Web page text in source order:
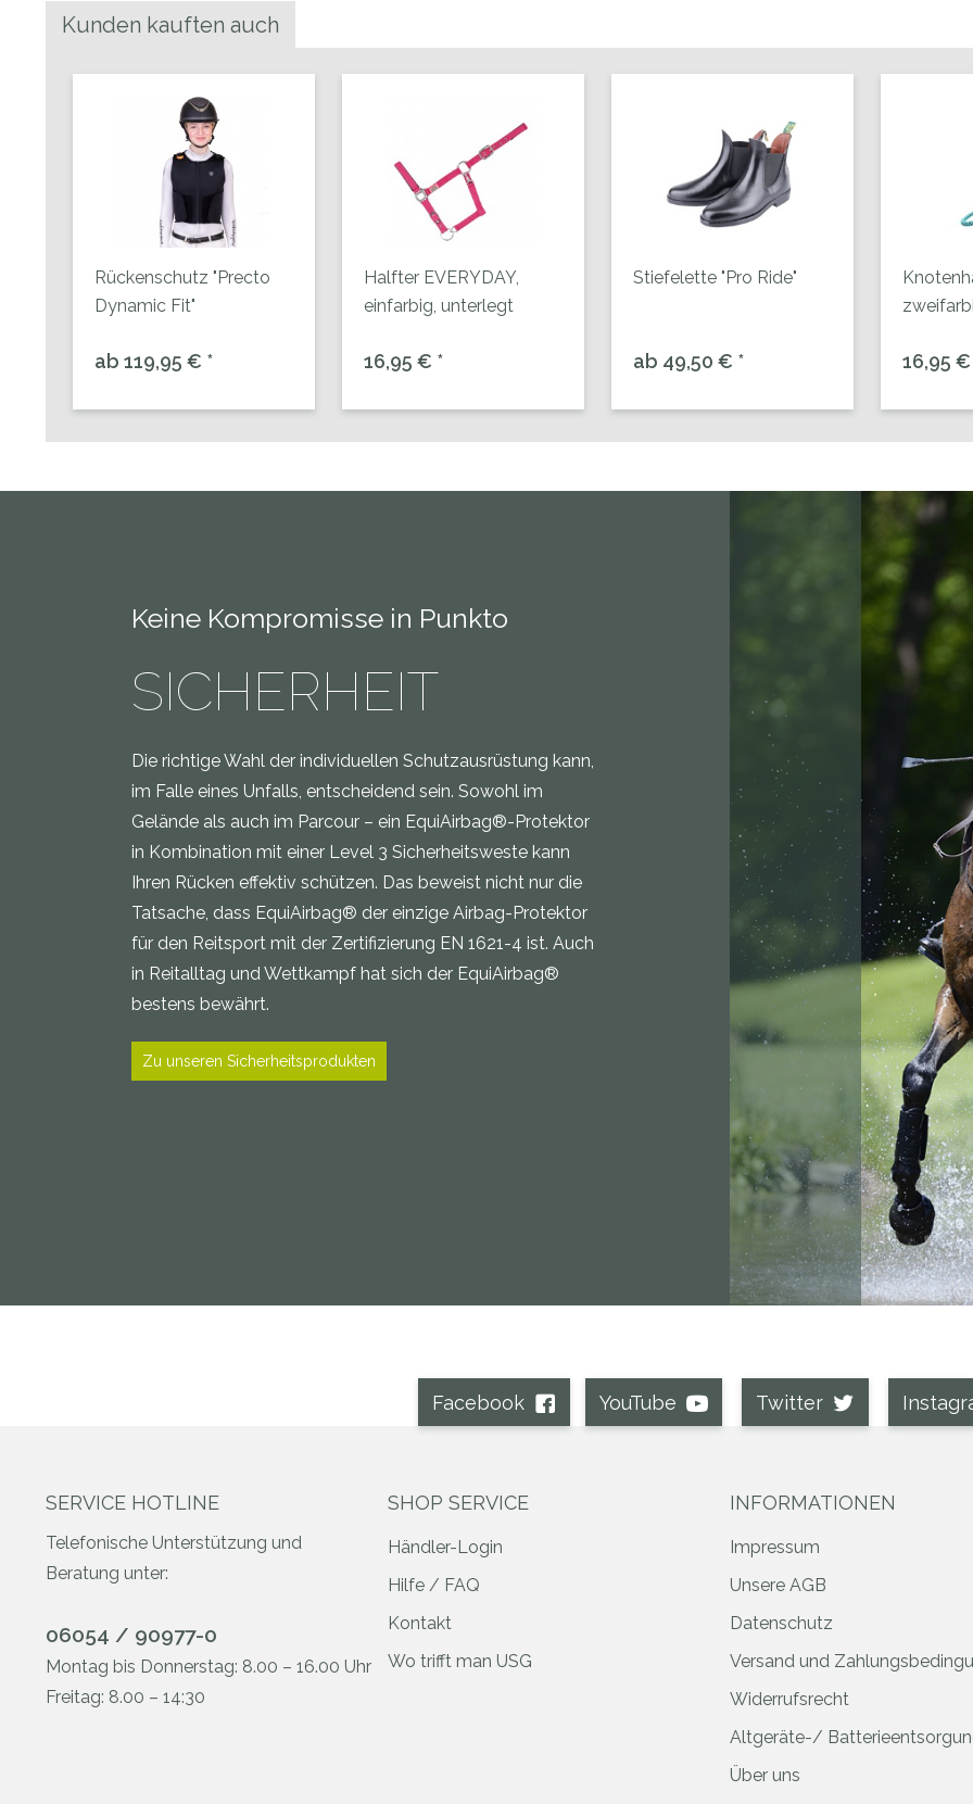
Kunden kauften auch
Rückenschutz "Precto
Dynamic Fit"
ab 119,95 € *
Halfter EVERYDAY,
einfarbig, unterlegt
16,95 € *
Stiefelette "Pro Ride"
ab 49,50 € * 16,95 €
Keine Kompromisse in Punkto
SICHERHEIT
Die richtige Wahl der individuellen Schutzausrüstung kann,
im Falle eines Unfalls, entscheidend sein. Sowohl im
Gelände als auch im Parcour – ein EquiAirbag®-Protektor
in Kombination mit einer Level 3 Sicherheitsweste kann
Ihren Rücken effektiv schützen. Das beweist nicht nur die
Tatsache, dass EquiAirbag® der einzige Airbag-Protektor
für den Reitsport mit der Zertifizierung EN 1621-4 ist. Auch
in Reitalltag und Wettkampf hat sich der EquiAirbag®
bestens bewährt.
Zu unseren Sicherheitsprodukten
Facebook YouTube Twitter
SERVICE HOTLINE
Telefonische Unterstützung und
Beratung unter:
06054 / 90977-0
Montag bis Donnerstag: 8.00 – 16.00 Uhr
Freitag: 8.00 – 14:30
SHOP SERVICE
Händler-Login
Hilfe / FAQ
Kontakt
Wo trifft man USG
INFORMATIONEN
Impressum
Unsere AGB
Datenschutz
Versand und
Widerrufsrecht
Altgeräte-/
Über uns